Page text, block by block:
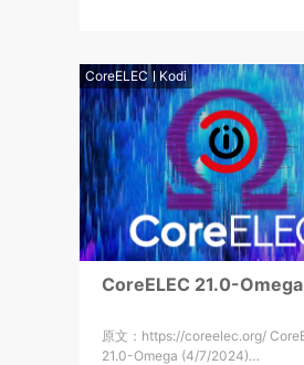
CoreELEC Kodi
CoreELEC 21.0-
原文：https://coreelec.org/
21.0-Omega (4/7/2024)…